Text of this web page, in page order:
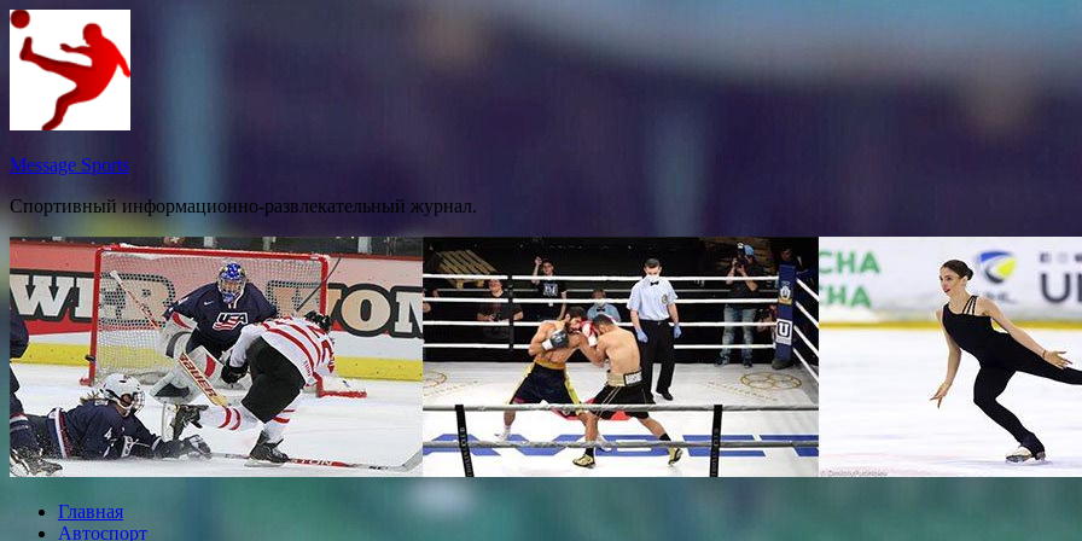
Перейти
содержимому
Message Sports
Спортивный информационно-развлекательный журнал.
Главная
Автоспорт